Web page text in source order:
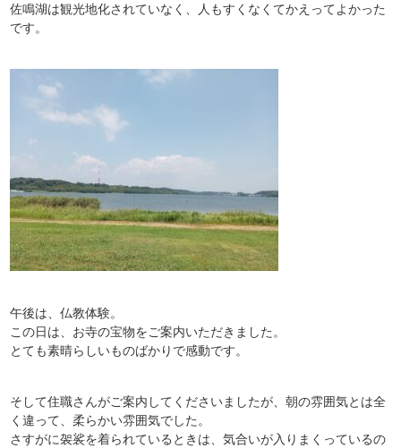
佐鳴湖は観光地化されていなく、人もすくなくてかえってよかった
です。
午後は、仏教体験。
この日は、お寺の宝物をご案内いただきました。
とても素晴らしいものばかりで感動です。
そして住職さんがご案内してくださいましたが、朝の雰囲気とは全
く違って、柔らかい雰囲気でした。
さすがに袈裟を着られているときは、気合いが入りまくっているの